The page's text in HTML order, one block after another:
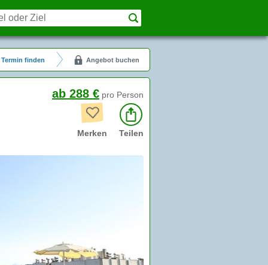
Termin finden Angebot buchen
ab 288 € pro Person
Merken Teilen